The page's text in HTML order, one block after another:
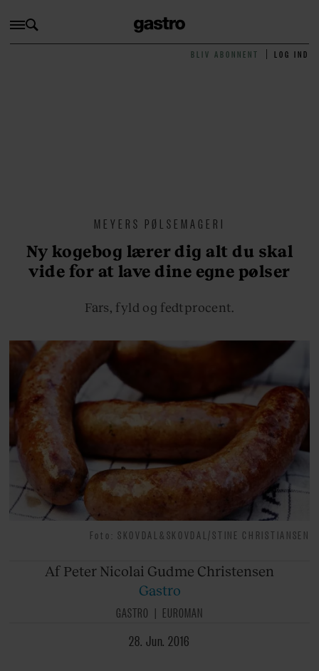
BLIV ABONNENT LOG IND
MEYERS PØLSEMAGERI
Ny kogebog lærer dig alt du skal
vide for at lave dine egne pølser
Fars, fyld og fedtprocent.
Foto: SKOVDAL&SKOVDAL/STINE CHRISTIANSEN
Af Peter Nicolai Gudme Christensen
Gastro
GASTRO
EUROMAN
28. Jun. 2016